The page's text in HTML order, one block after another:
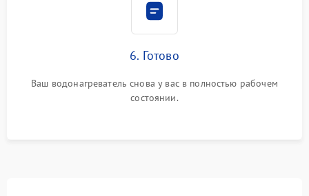
6. Готово
Ваш водонагреватель снова у вас в полностью рабочем
состоянии.